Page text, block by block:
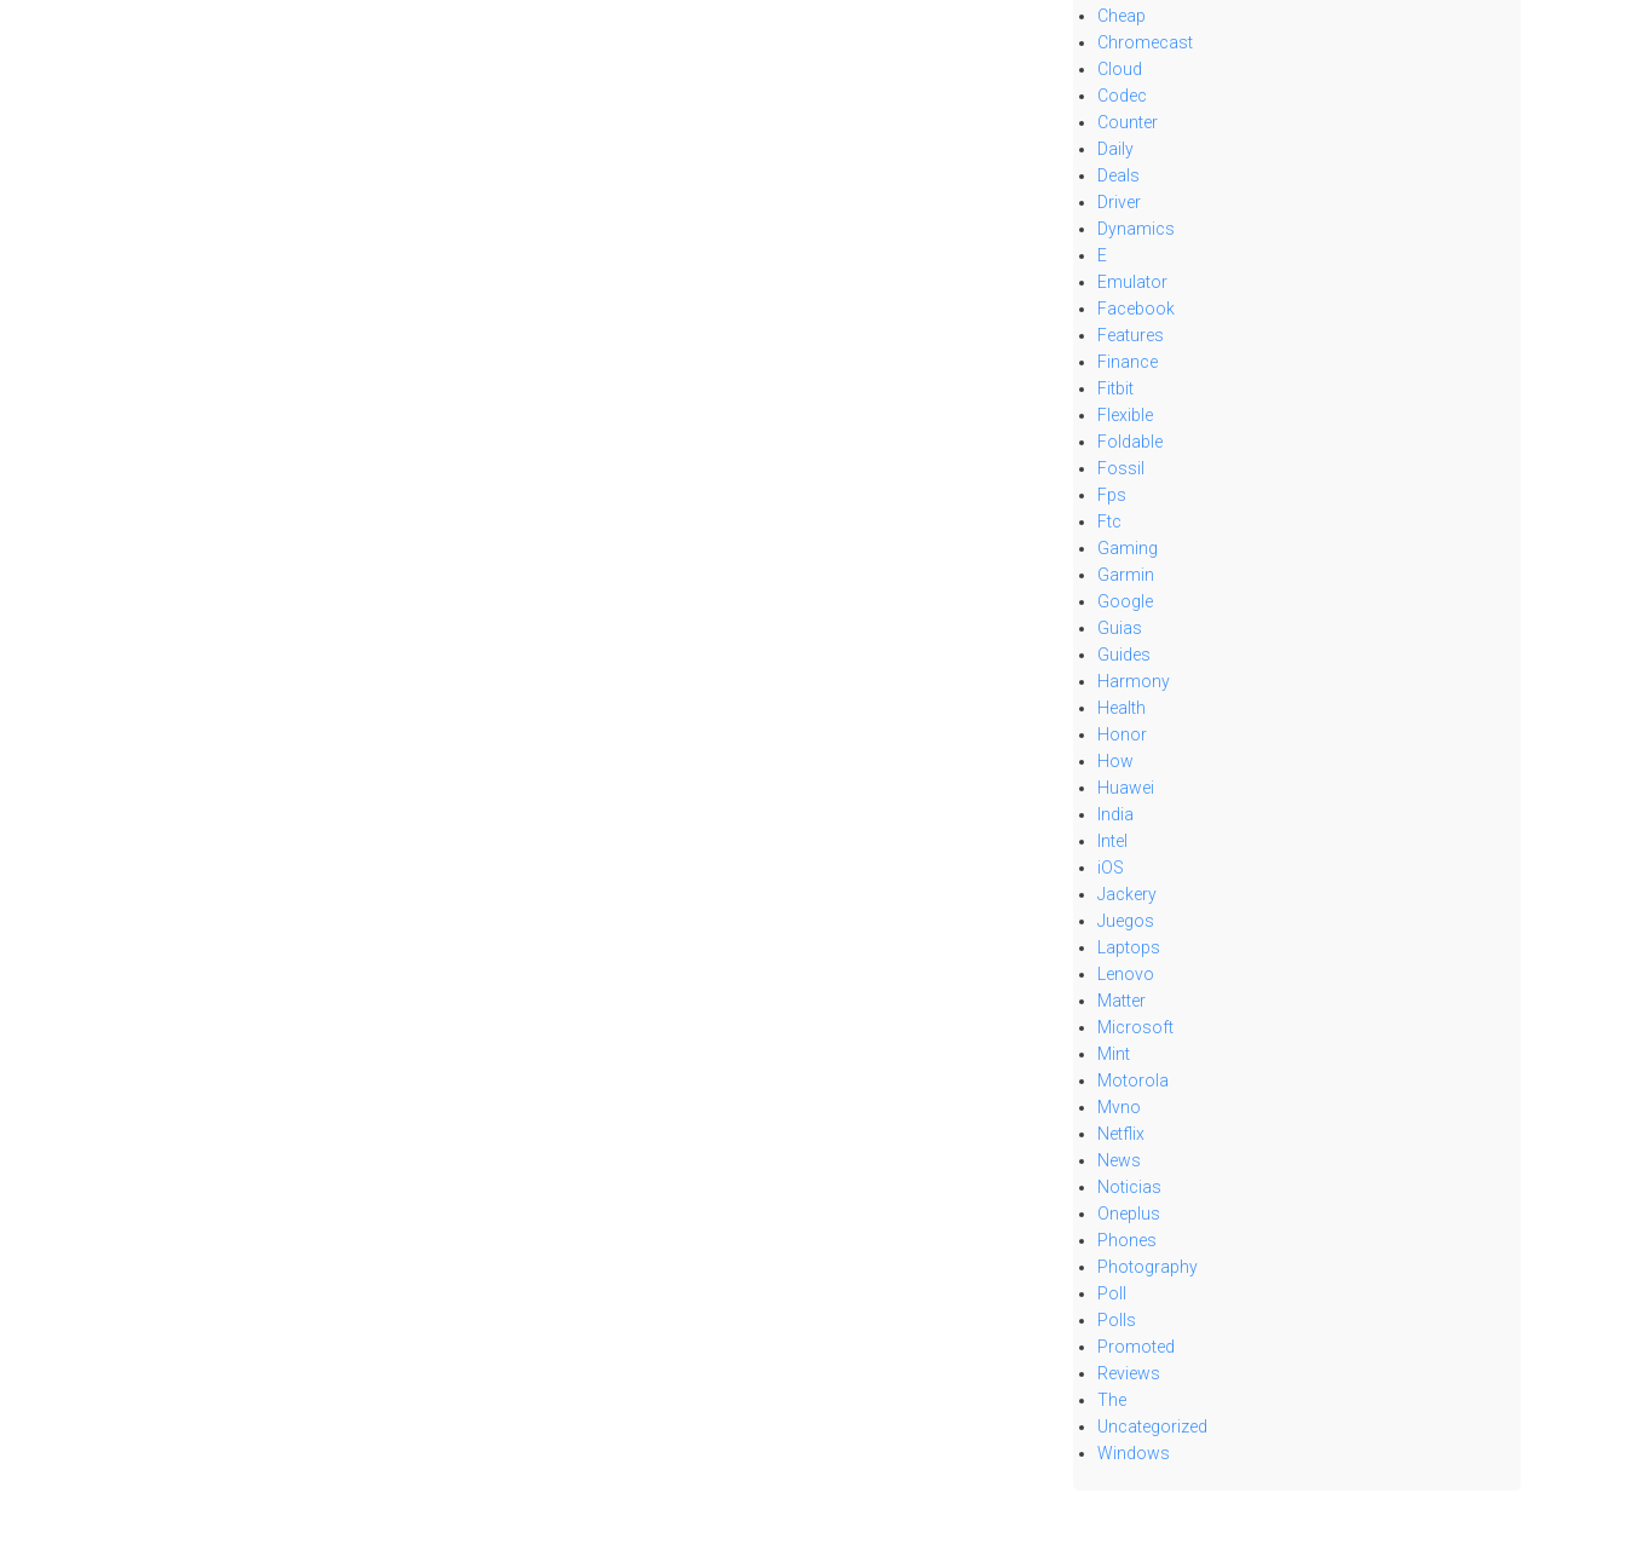
Cheap
Chromecast
Cloud
Codec
Counter
Daily
Deals
Driver
Dynamics
E
Emulator
Facebook
Features
Finance
Fitbit
Flexible
Foldable
Fossil
Fps
Ftc
Gaming
Garmin
Google
Guias
Guides
Harmony
Health
Honor
How
Huawei
India
Intel
iOS
Jackery
Juegos
Laptops
Lenovo
Matter
Microsoft
Mint
Motorola
Mvno
Netflix
News
Noticias
Oneplus
Phones
Photography
Poll
Polls
Promoted
Reviews
The
Uncategorized
Windows